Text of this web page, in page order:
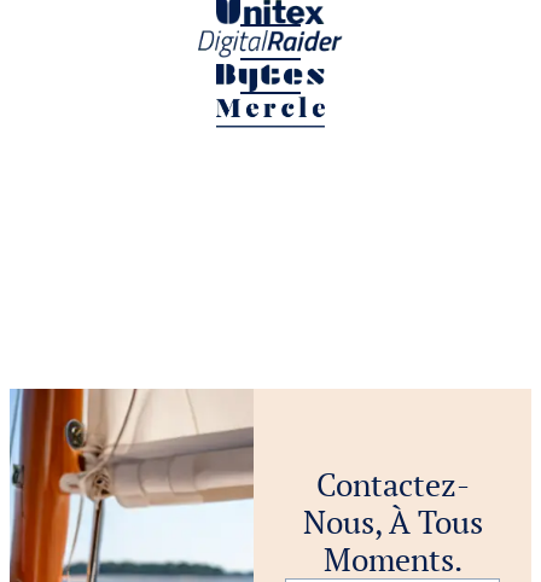
Contactez-
Nous, À Tous
Moments.